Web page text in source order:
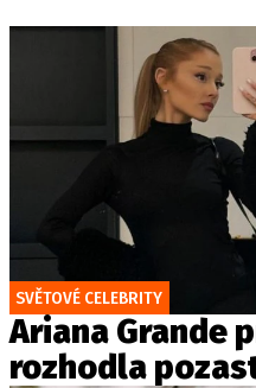
SVĚTOVÉ CELEBRITY
Ariana Grande
rozhodla